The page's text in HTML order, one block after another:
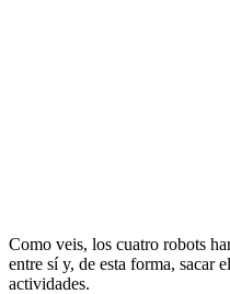
Como veis, los cuatro robots
entre sí y, de esta forma, sacar
actividades.